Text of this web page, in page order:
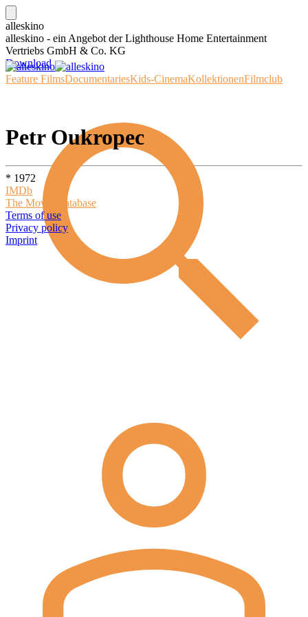
alleskino
alleskino - ein Angebot der Lighthouse Home Entertainment
Vertriebs GmbH & Co. KG
Download
Feature FilmsDocumentariesKids-CinemaKollektionenFilmclub
Petr Oukropec
* 1972
IMDb
The Movie Database
Terms of use
Privacy policy
Imprint